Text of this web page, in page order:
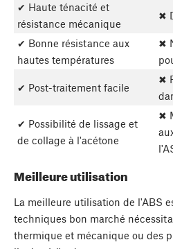
✔ Haute ténacité et
résistance mécanique
✖
✔ Bonne résistance aux
hautes températures
✖
✔ Post-traitement facile
✖
✔ Possibilité de lissage et
de collage à l'acétone
✖
Meilleure utilisation
La meilleure utilisation de l'ABS
techniques bon marché
thermique et mécanique ou des